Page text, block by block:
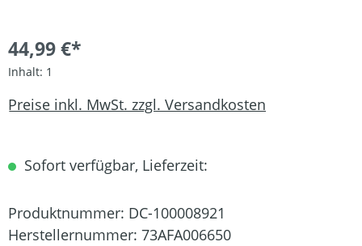
44,99 €*
Inhalt: 1
Preise inkl. MwSt. zzgl. Versandkosten
Sofort verfügbar, Lieferzeit:
Produktnummer: DC-100008921
Herstellernummer: 73AFA006650